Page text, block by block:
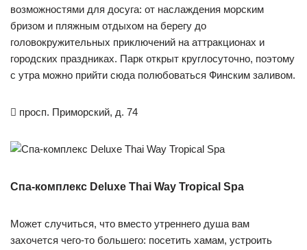
возможностями для досуга: от наслаждения морским
бризом и пляжным отдыхом на берегу до
головокружительных приключений на аттракционах и
городских праздниках. Парк открыт круглосуточно, поэтому
с утра можно прийти сюда полюбоваться Финским заливом.
 просп. Приморский, д. 74
Спа-комплекс Deluxe Thai Way Tropical Spa
Может случиться, что вместо утреннего душа вам
захочется чего-то большего: посетить хамам, устроить